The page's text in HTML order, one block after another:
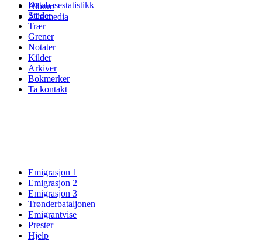
Album
Alle media
Databasestatistikk
Steder
Trær
Grener
Notater
Kilder
Arkiver
Bokmerker
Ta kontakt
Emigrasjon 1
Emigrasjon 2
Emigrasjon 3
Trønderbataljonen
Emigrantvise
Prester
Hjelp